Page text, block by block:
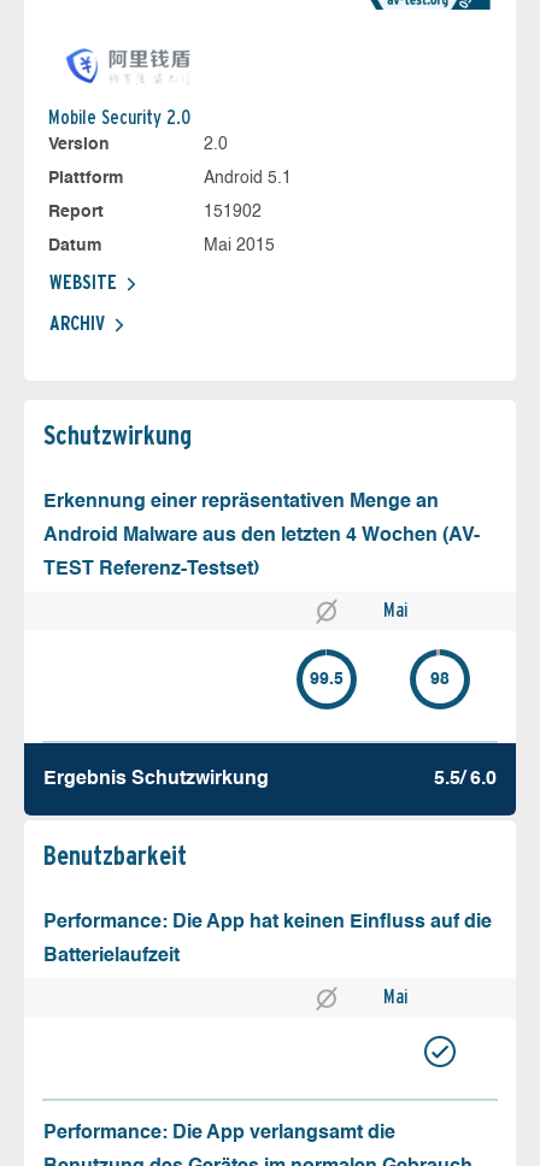
Mobile Security 2.0
Version
2.0
Plattform
Android 5.1
Report
151902
Datum
Mai 2015
WEBSITE
ARCHIV
Schutz­wirkung
Erkennung einer repräsentativen Menge an
Android Malware aus den letzten 4 Wochen (AV-
TEST Referenz-Testset)
Mai
99.5 98
Ergebnis Schutz­wirkung 5.5/ 6.0
Benutz­barkeit
Performance: Die App hat keinen Einfluss auf die
Batterielaufzeit
Mai
Performance: Die App verlangsamt die